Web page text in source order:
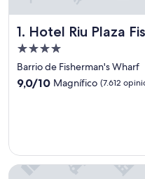
1. Hotel Riu Plaza
Hotel Riu Plaza
Propiedad
de
4.0
estrellas
Barrio de Fisherman's Wharf
9.0
9,0/10 Magnífico (7.612
Holiday Inn Golden